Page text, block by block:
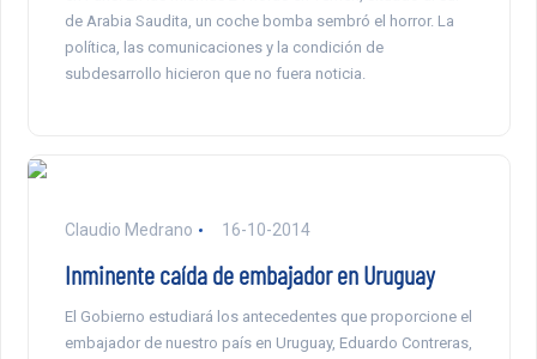
de Arabia Saudita, un coche bomba sembró el horror. La
política, las comunicaciones y la condición de
subdesarrollo hicieron que no fuera noticia.
Claudio Medrano 16-10-2014
Inminente caída de embajador en Uruguay
El Gobierno estudiará los antecedentes que proporcione el
embajador de nuestro país en Uruguay, Eduardo Contreras,